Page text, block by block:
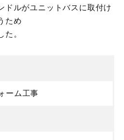
ドルがユニットバスに取付け
ため
た。
ーム工事